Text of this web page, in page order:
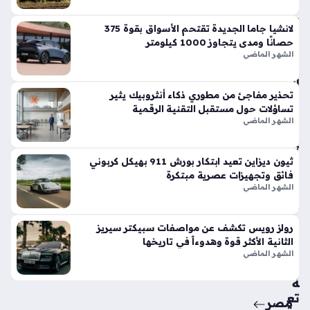
الأ
وا
الح
الي
ة
7
أيام
حق
ق
من
ة
تع
لانشيا جاما الجديدة تقتحم الأسواق بقوة 375
حصانًا ومدى يتجاوز 1000 كيلومتر
الشهر الماضي
تحذير مفاجئ من مطوري ذكاء أنثروبيك يثير
تساؤلات حول مستقبل التقنية الرقمية
الشهر الماضي
ثيون ديزاين تعيد ابتكار بورش 911 بهيكل كربوني
فائق وتجهيزات عصرية مبتكرة
الشهر الماضي
رولز رويس تكشف عن مواصفات سبيكتر سيريز
الثانية الأكثر قوة وهدوءاً في تاريخها
الشهر الماضي
مصر